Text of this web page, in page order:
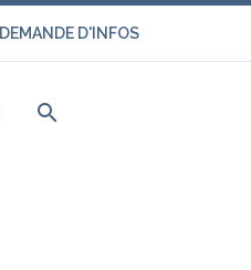
DEMANDE D'INFOS